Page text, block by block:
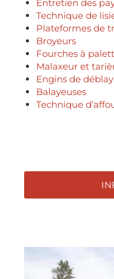
Entretien des
Technique de
Plateformes de
Broyeurs
Fourches à
Malaxeur et
Engins de
Balayeuses
Technique